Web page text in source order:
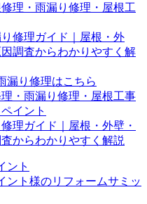
理・雨漏り修理・屋根工
修理ガイド｜屋根・外
調査からわかりやすく解
漏り修理はこちら
・雨漏り修理・屋根工事
イント
理ガイド｜屋根・外壁・
からわかりやすく解説